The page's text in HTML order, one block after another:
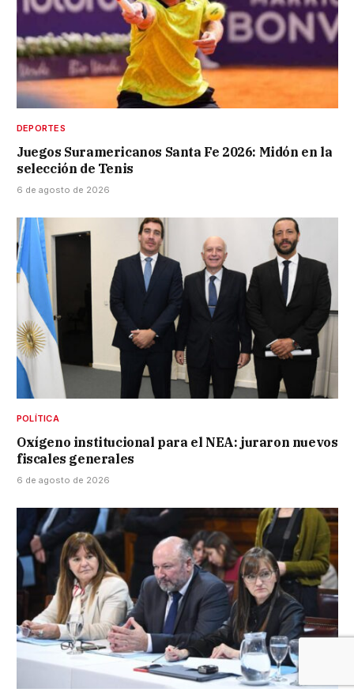
DEPORTES
Juegos Suramericanos Santa Fe 2026: Midón en la
selección de Tenis
6 de agosto de 2026
POLÍTICA
Oxígeno institucional para el NEA: juraron nuevos
fiscales generales
6 de agosto de 2026